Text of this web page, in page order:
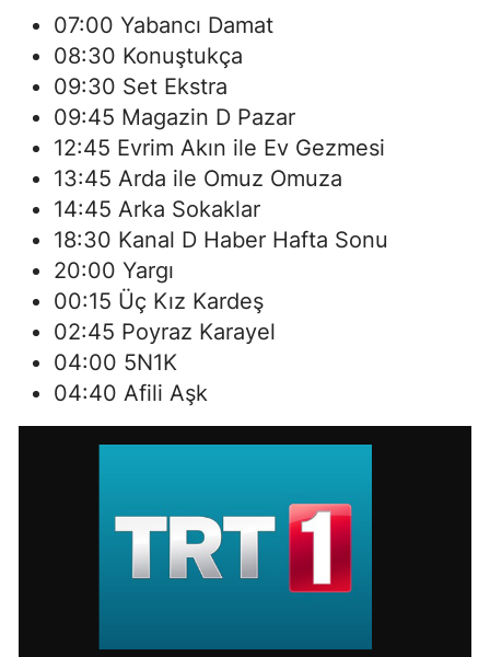
07:00 Yabancı Damat
08:30 Konuştukça
09:30 Set Ekstra
09:45 Magazin D Pazar
12:45 Evrim Akın ile Ev Gezmesi
13:45 Arda ile Omuz Omuza
14:45 Arka Sokaklar
18:30 Kanal D Haber Hafta Sonu
20:00 Yargı
00:15 Üç Kız Kardeş
02:45 Poyraz Karayel
04:00 5N1K
04:40 Afili Aşk